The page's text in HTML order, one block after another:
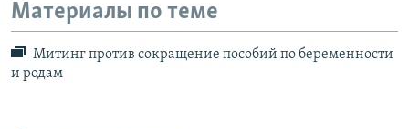
Материалы по теме
Митинг против сокращение пособий по беременности
и родам